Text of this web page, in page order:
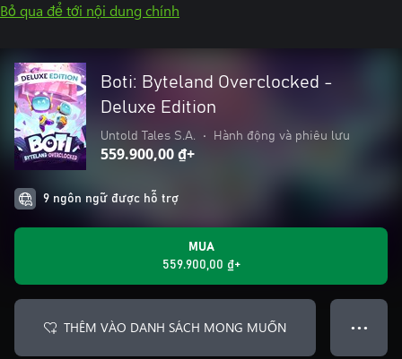
Bỏ qua để tới nội dung chính
Boti: Byteland Overclocked -
Deluxe Edition
Untold Tales S.A. • Hành động và phiêu lưu
559.900,00 ₫+
9 ngôn ngữ được hỗ trợ
MUA
559.900,00 ₫+
THÊM VÀO DANH SÁCH MONG MUỐN ● ● ●